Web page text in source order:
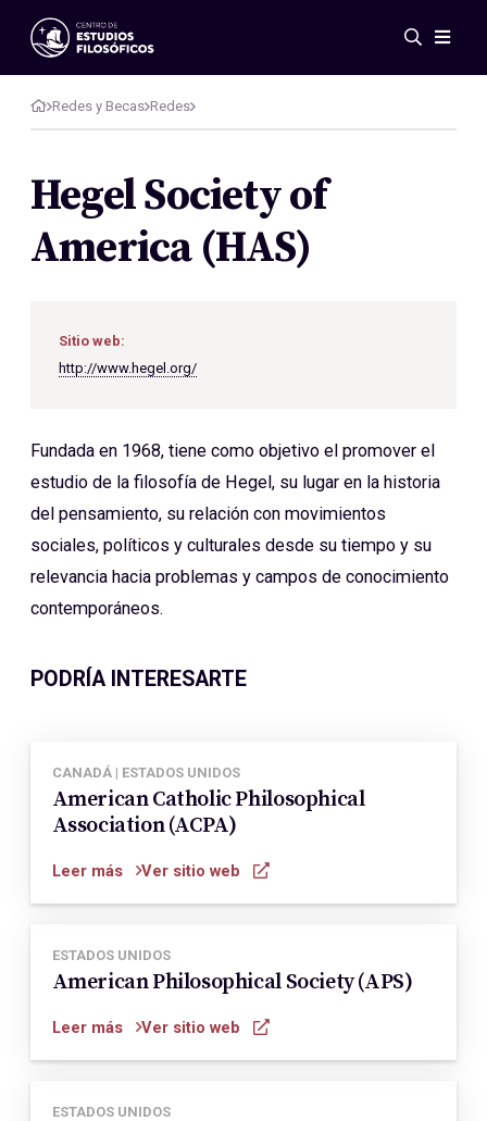
Eventos
Novedades
Investigación
Publicaciones
Galería
Miembros
Reglamento
Convenios
Redes y Becas Redes
Hegel Society of
America (HAS)
Sitio web:
http://www.hegel.org/
Fundada en 1968, tiene como objetivo el promover el
estudio de la filosofía de Hegel, su lugar en la historia
del pensamiento, su relación con movimientos
sociales, políticos y culturales desde su tiempo y su
relevancia hacia problemas y campos de conocimiento
contemporáneos.
PODRÍA INTERESARTE
CANADÁ | ESTADOS UNIDOS
American Catholic Philosophical
Association (ACPA)
Leer más Ver sitio web
ESTADOS UNIDOS
American Philosophical Society (APS)
Leer más Ver sitio web
ESTADOS UNIDOS